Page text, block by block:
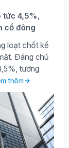
tức 4,5%,
cổ đông
loạt chốt kế
Đáng chú
tương
thêm